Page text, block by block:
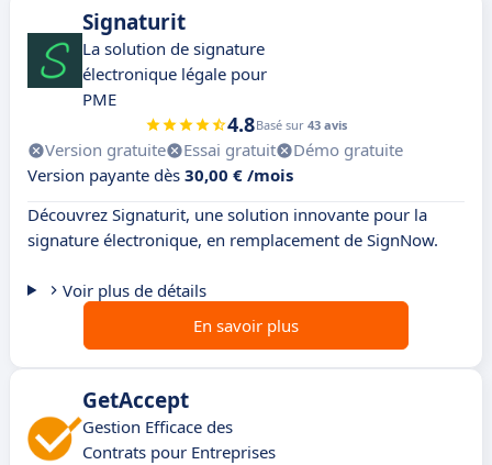
Signaturit
La solution de signature
électronique légale pour
PME
4.8Basé sur 43 avis
Version gratuite Essai gratuit
Démo gratuite
Version payante dès 30,00 € /mois
Découvrez Signaturit, une solution innovante pour la
signature électronique, en remplacement de SignNow.
Voir plus de détails
En savoir plus
GetAccept
Gestion Efficace des
Contrats pour Entreprises